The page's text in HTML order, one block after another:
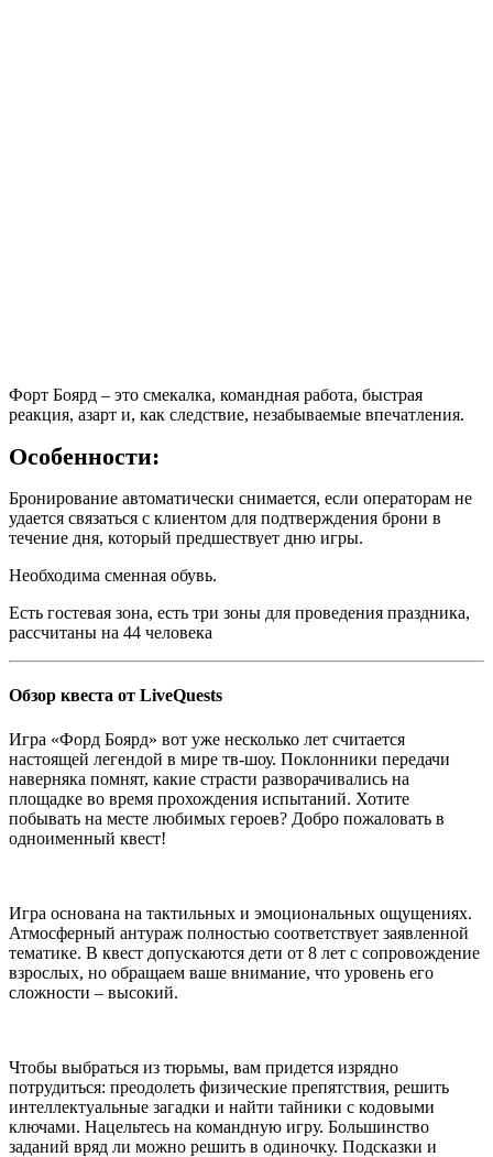
Форт Боярд – это смекалка, командная работа, быстрая
реакция, азарт и, как следствие, незабываемые впечатления.
Особенности:
Бронирование автоматически снимается, если операторам не
удается связаться с клиентом для подтверждения брони в
течение дня, который предшествует дню игры.
Необходима сменная обувь.
Есть гостевая зона, есть три зоны для проведения праздника,
рассчитаны на 44 человека
Обзор квеста от LiveQuests
Игра «Форд Боярд» вот уже несколько лет считается
настоящей легендой в мире тв-шоу. Поклонники передачи
наверняка помнят, какие страсти разворачивались на
площадке во время прохождения испытаний. Хотите
побывать на месте любимых героев? Добро пожаловать в
одноименный квест!
Игра основана на тактильных и эмоциональных ощущениях.
Атмосферный антураж полностью соответствует заявленной
тематике. В квест допускаются дети от 8 лет с сопровождение
взрослых, но обращаем ваше внимание, что уровень его
сложности – высокий.
Чтобы выбраться из тюрьмы, вам придется изрядно
потрудиться: преодолеть физические препятствия, решить
интеллектуальные загадки и найти тайники с кодовыми
ключами. Нацельтесь на командную игру. Большинство
заданий вряд ли можно решить в одиночку. Подсказки и